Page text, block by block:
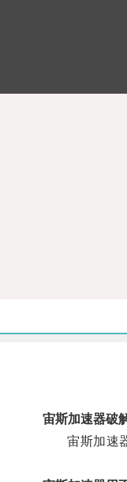
宙斯加速器破
宙斯加速器